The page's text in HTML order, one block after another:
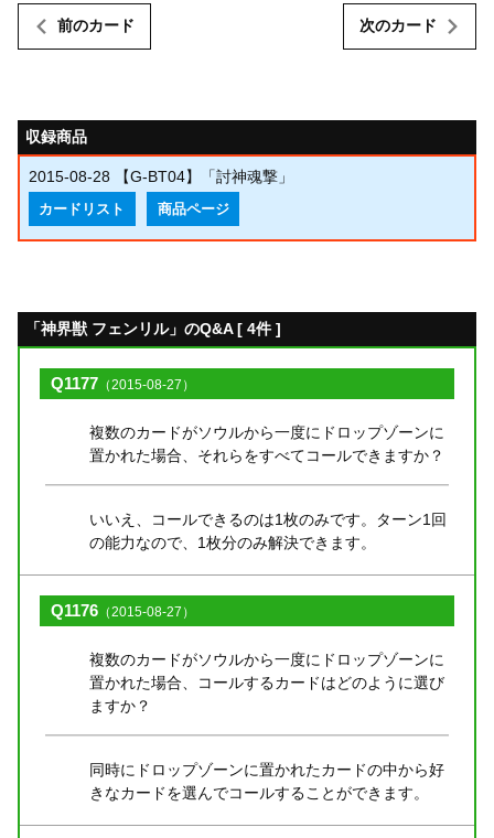
前のカード 次のカード
収録商品
2015-08-28 【G-BT04】「討神魂撃」
カードリスト 商品ページ
「神界獣 フェンリル」のQ&A [ 4件 ]
Q1177 （2015-08-27）
複数のカードがソウルから一度にドロップゾーンに
置かれた場合、それらをすべてコールできますか？
いいえ、コールできるのは1枚のみです。ターン1回
の能力なので、1枚分のみ解決できます。
Q1176 （2015-08-27）
複数のカードがソウルから一度にドロップゾーンに
置かれた場合、コールするカードはどのように選び
ますか？
同時にドロップゾーンに置かれたカードの中から好
きなカードを選んでコールすることができます。